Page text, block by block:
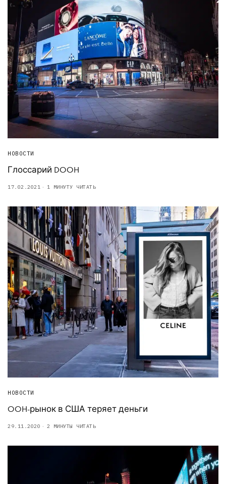
НОВОСТИ
Глоссарий DOOH
17.02.2021 1 МИНУТУ ЧИТАТЬ
НОВОСТИ
OOH-рынок в США теряет деньги
29.11.2020 2 МИНУТЫ ЧИТАТЬ